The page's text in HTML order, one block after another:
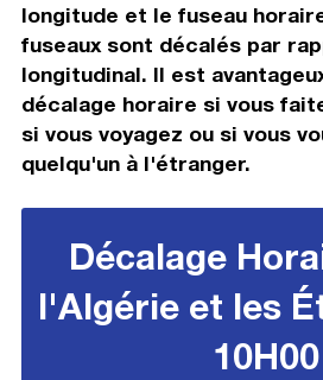
longitude et le fuseau
fuseaux sont décalés par
longitudinal. Il est
décalage horaire si vous
si vous voyagez ou si vous
quelqu'un à l'étranger.
Décalage
l'Algérie et les
10H00